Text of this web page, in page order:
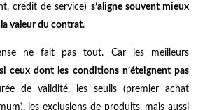
crédit de service) s’aligne souvent mieux
valeur du contrat.
ne fait pas tout. Car les meilleurs
ceux dont les conditions n’éteignent pas
de validité, les seuils (premier achat
les exclusions de produits, mais aussi